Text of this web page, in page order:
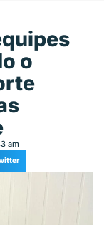
o
am